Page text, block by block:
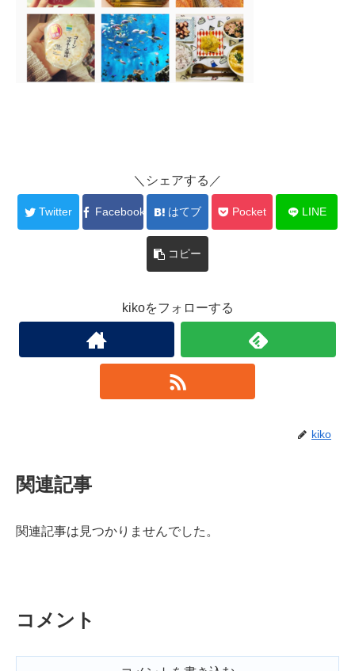
＼シェアする／
Twitter Facebook はてブ Pocket LINE
コピー
kikoをフォローする
kiko
関連記事
関連記事は見つかりませんでした。
コメント